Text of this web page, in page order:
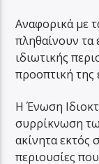
Αναφορικά με
πληθαίνουν τα
ιδιωτικής
προοπτική της
Η Ένωση
συρρίκνωση
ακίνητα εκτός
περιουσίες